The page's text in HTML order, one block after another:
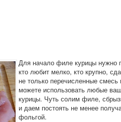
Для начало филе курицы нужно
кто любит мелко, кто крупно,
не только перечисленные
можете использовать любые
курицы. Чуть солим филе,
и даем постоять не менее
фольгой.